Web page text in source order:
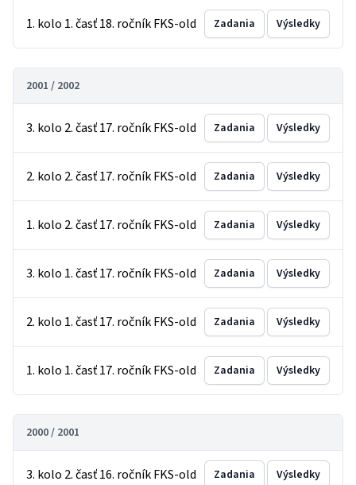
1. kolo 1. časť 18. ročník FKS-old Zadania Výsledky
2001 / 2002
3. kolo 2. časť 17. ročník FKS-old Zadania Výsledky
2. kolo 2. časť 17. ročník FKS-old Zadania Výsledky
1. kolo 2. časť 17. ročník FKS-old Zadania Výsledky
3. kolo 1. časť 17. ročník FKS-old Zadania Výsledky
2. kolo 1. časť 17. ročník FKS-old Zadania Výsledky
1. kolo 1. časť 17. ročník FKS-old Zadania Výsledky
2000 / 2001
3. kolo 2. časť 16. ročník FKS-old Zadania Výsledky